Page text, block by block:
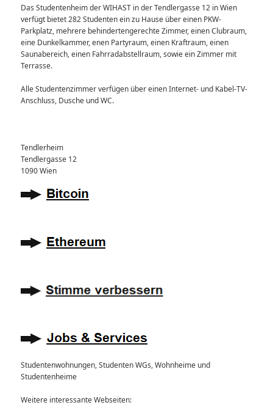
Das Studentenheim der WIHAST in der Tendlergasse 12 in Wien
verfügt bietet 282 Studenten ein zu Hause über einen PKW-
Parkplatz, mehrere behindertengerechte Zimmer, einen Clubraum,
eine Dunkelkammer, enen Partyraum, einen Kraftraum, einen
Saunabereich, einen Fahrradabstellraum, sowie ein Zimmer mit
Terrasse.
Alle Studentenzimmer verfügen über einen Internet- und Kabel-TV-
Anschluss, Dusche und WC.
Tendlerheim
Tendlergasse 12
1090 Wien
Studentenwohnungen, Studenten WGs, Wohnheime und
Studentenheime
Weitere interessante Webseiten: